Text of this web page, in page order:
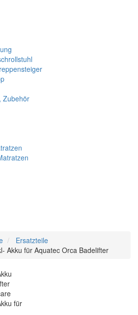
Zubehör
Ersatzteile
Akku für Aquatec Orca Badelifter